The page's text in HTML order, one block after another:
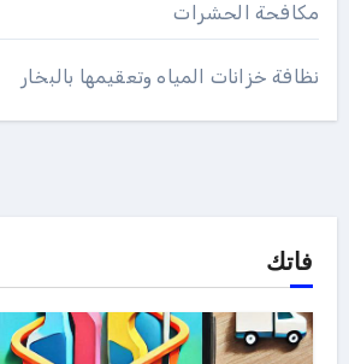
مكافحة الحشرات
نظافة خزانات المياه وتعقيمها بالبخار
فاتك